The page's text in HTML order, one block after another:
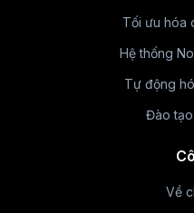
Tối ưu hóa
Hệ thống
Tự động
Đào tạo
Về